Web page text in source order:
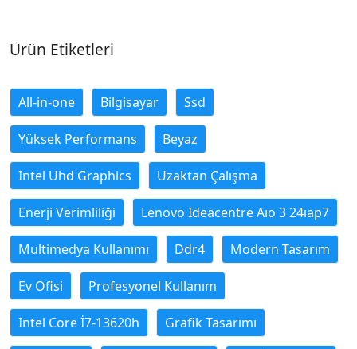
Ürün Etiketleri
All-in-one Bilgisayar Ssd
Yüksek Performans Beyaz
Intel Uhd Graphics Uzaktan Çalışma
Enerji Verimliliği Lenovo Ideacentre Aıo 3 24ıap7
Multimedya Kullanımı Ddr4 Modern Tasarım
Ev Ofisi Profesyonel Kullanım
Intel Core İ7-13620h Grafik Tasarımı